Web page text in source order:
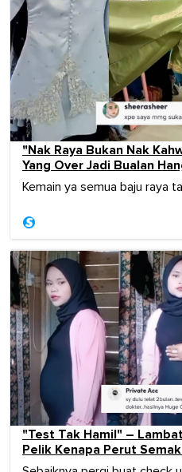
"Nak Raya Bukan Nak
Yang Over Jadi Bualan
Kemain ya semua baju raya
"Test Tak Hamil" –
Pelik Kenapa Perut